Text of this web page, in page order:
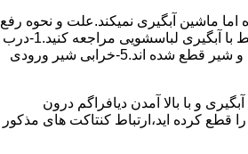
ﻣﺎﺷﯿﻦ آﺑﮕﯿﺮی نمیکند.ﻋﻠﺖ و نحوه رﻓﻊ
مشکل:آبگیری کند ماشین لباسشویی و یا آبگیر نکردن آن می تواند دلایل متفاوتی داشته باشد.برای مطالعه بیشتر می توانید به مشکلات مرتبط با آبگیری لباسشویی مراجعه کنید.1-درب
ﻣﺎﺷﯿﻦ ﺑﺎز اﺳﺖ.2-ﻣﯿﮑﺮوﺳﻮﺋﯿﭻ ﺧﺮاب اﺳﺖ.3-ﻫﯿﺪرواﺳﺘﺎت ﺧﺮاب اﺳﺖ.4-سیمهای راﺑﻂ ﺑﯿﻦ ﮐﻠﯿﺪ ﺗﺎﯾﻤﺮ لباسشویی،ﻣﯿﮑﺮوﺳﻮﺋﯿﭻ،ﻫﯿﺪرواﺳﺘﺎت و ﺷﯿﺮ ﻗﻄﻊ ﺷﺪه اند.5-خرابی شیر ورودی
رﻓﻊ:ﭘﺲ از اﺗﻤﺎم عمل آﺑﮕﯿﺮی و ﺑﺎ ﺑﺎﻻ آﻣﺪن دﯾﺎﻓﺮاﮔﻢ درون
ﺑﺮق ﻣﺎﺷﯿﻦ را ﻗﻄﻊ کرده اید،ارﺗﺒﺎط ﮐﻨﺘﺎﮐﺖ ﻫﺎی ﻣﺬﮐﻮر